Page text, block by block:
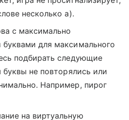
несколько а).
с максимально
для максимального
подбирать следующие
буквы не повторялись или
Например, пирог
на виртуальную